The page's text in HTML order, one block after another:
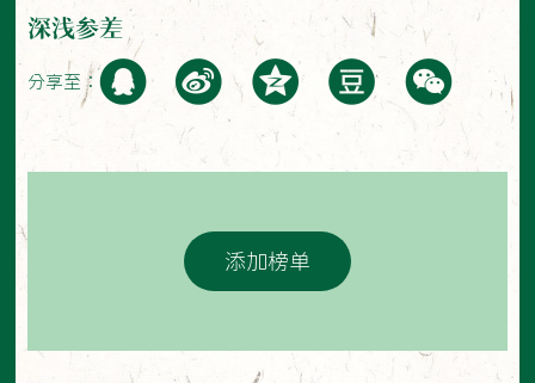
深浅参差
分享至：
添加榜单